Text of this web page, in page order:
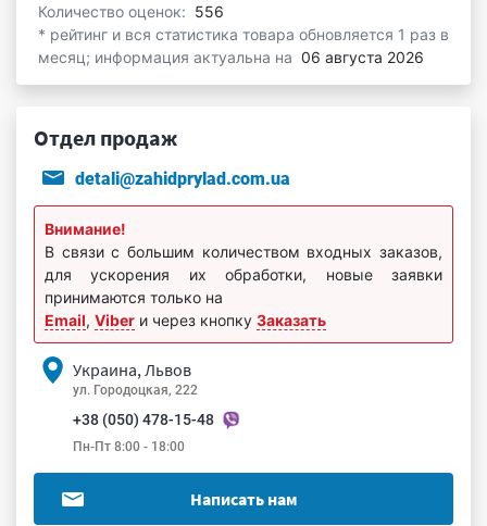
Количество оценок: 556
* рейтинг и вся статистика товара обновляется 1 раз в
месяц; информация актуальна на 06 августа 2026
Отдел продаж
detali@zahidprylad.com.ua
Внимание!
В связи с большим количеством входных заказов,
для ускорения их обработки, новые заявки
принимаются только на
Email, Viber и через кнопку Заказать
Украина, Львов
ул. Городоцкая, 222
+38 (050) 478-15-48
Пн-Пт 8:00 - 18:00
Написать нам